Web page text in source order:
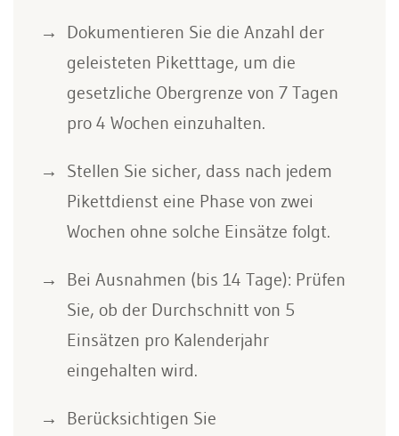
Dokumentieren Sie die Anzahl der
geleisteten Piketttage, um die
gesetzliche Obergrenze von 7 Tagen
pro 4 Wochen einzuhalten.
Stellen Sie sicher, dass nach jedem
Pikettdienst eine Phase von zwei
Wochen ohne solche Einsätze folgt.
Bei Ausnahmen (bis 14 Tage): Prüfen
Sie, ob der Durchschnitt von 5
Einsätzen pro Kalenderjahr
eingehalten wird.
Berücksichtigen Sie